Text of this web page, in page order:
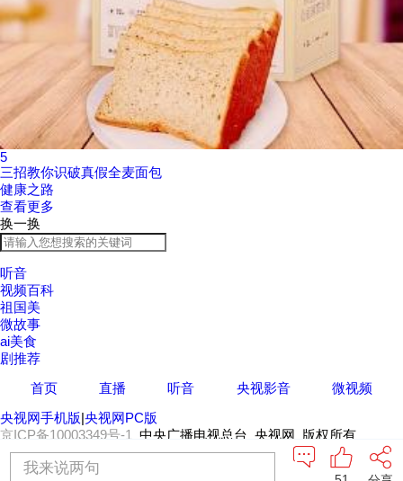
5
三招教你识破真假全麦面包
健康之路
查看更多
换一换
听音
视频百科
祖国美
微故事
ai美食
剧推荐
首页
直播 听音 央视影音
微视频
央视网手机版|央视网PC版
京ICP备10003349号-1
中央广播电视总台 央视网 版权所有
我来说两句